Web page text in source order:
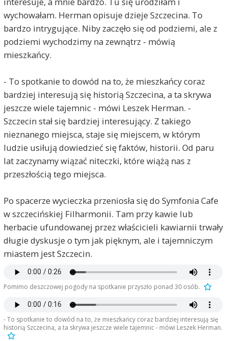
wychowałam. Herman opisuje dzieje Szczecina. To
bardzo intrygujące. Niby zaczęło się od podziemi, ale z
podziemi wychodzimy na zewnątrz - mówią
mieszkańcy.
- To spotkanie to dowód na to, że mieszkańcy coraz
bardziej interesują się historią Szczecina, a ta skrywa
jeszcze wiele tajemnic - mówi Leszek Herman. -
Szczecin stał się bardziej interesujący. Z takiego
nieznanego miejsca, staje się miejscem, w którym
ludzie usiłują dowiedzieć się faktów, historii. Od paru
lat zaczynamy wiązać niteczki, które wiążą nas z
przeszłością tego miejsca.
Po spacerze wycieczka przeniosła się do Symfonia Cafe
w szczecińskiej Filharmonii. Tam przy kawie lub
herbacie ufundowanej przez właścicieli kawiarnii trwały
długie dyskusje o tym jak pięknym, ale i tajemniczym
miastem jest Szczecin.
Pomimo deszczowej pogody na spotkanie przyszło ponad 30 osób.
- To spotkanie to dowód na to, że mieszkańcy coraz bardziej interesują się
historią Szczecina, a ta skrywa jeszcze wiele tajemnic - mówi Leszek Herman.